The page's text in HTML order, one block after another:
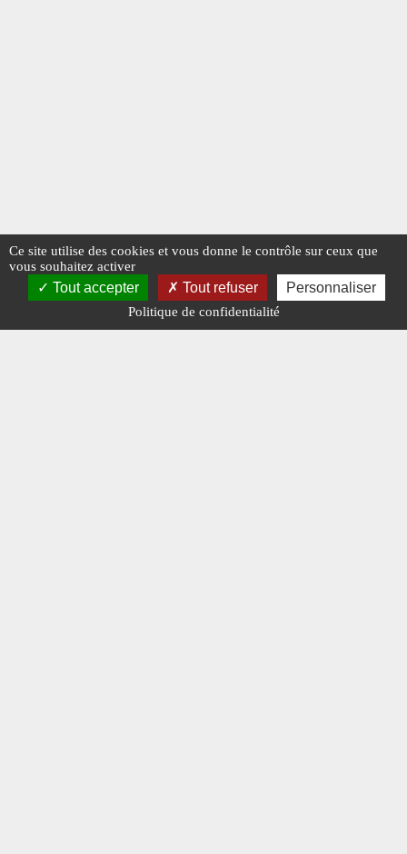
Ce site utilise des cookies et vous donne le contrôle sur ceux que
vous souhaitez activer
Tout accepter Tout refuser Personnaliser
Politique de confidentialité